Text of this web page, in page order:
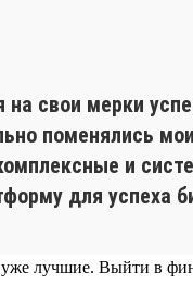
свои мерки
поменялись
и
для успеха
лучшие. Выйти в